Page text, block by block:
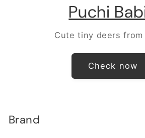
Puchi
Cute tiny deers from
Check now
Brand